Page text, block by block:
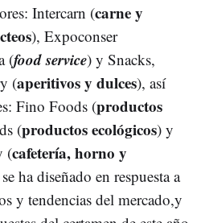
Intercarn (carne y
), Expoconser
(food service) y Snacks,
(aperitivos y dulces), así
Fino Foods (productos
(productos ecológicos) y
(cafetería, horno y
ha diseñado en respuesta a
y tendencias del mercado,y